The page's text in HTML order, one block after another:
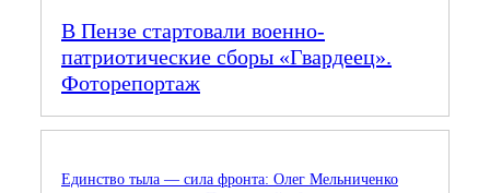
В Пензе стартовали военно-
патриотические сборы «Гвардеец».
Фоторепортаж
Единство тыла — сила фронта: Олег Мельниченко